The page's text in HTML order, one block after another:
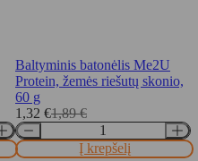
Baltyminis batonėlis Me2U
Protein, žemės riešutų skonio,
60 g
1,89€
Original
price
was:
1,32 €
Current
price
is:
Į krepšelį